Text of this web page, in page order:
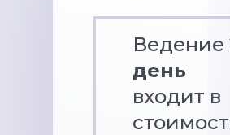
Ведение
день
входит в